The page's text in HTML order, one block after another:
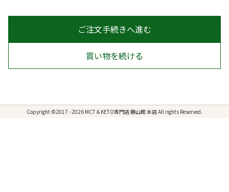
ご注文手続きへ進む
買い物を続ける
Copyright ©2017 - 2026 MCT＆KETO専門店 勝山館 本店 All rights Reserved.